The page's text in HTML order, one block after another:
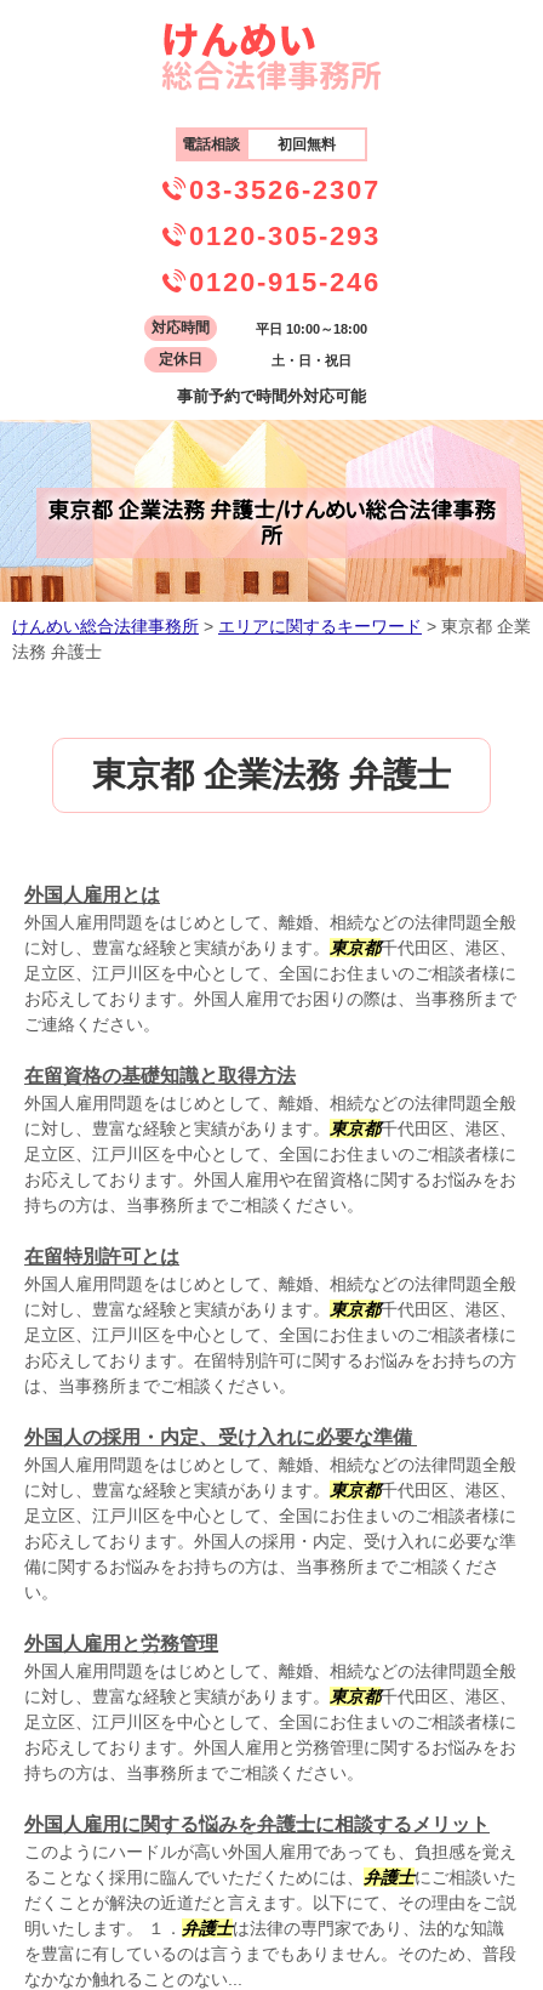
電話相談 初回無料
03-3526-2307
0120-305-293
0120-915-246
対応時間 平日 10:00～18:00
定休日 土・日・祝日
事前予約で時間外対応可能
東京都 企業法務 弁護士/けんめい総合法律事務
所
けんめい総合法律事務所 > エリアに関するキーワード > 東京都 企業
法務 弁護士
東京都 企業法務 弁護士
外国人雇用とは
外国人雇用問題をはじめとして、離婚、相続などの法律問題全般
に対し、豊富な経験と実績があります。
東京都千代田区、港区、
足立区、江戸川区を中心として、全国にお住まいのご相談者様に
お応えしております。外国人雇用でお困りの際は、当事務所まで
ご連絡ください。
在留資格の基礎知識と取得方法
外国人雇用問題をはじめとして、離婚、相続などの法律問題全般
に対し、豊富な経験と実績があります。
東京都千代田区、港区、
足立区、江戸川区を中心として、全国にお住まいのご相談者様に
お応えしております。外国人雇用や在留資格に関するお悩みをお
持ちの方は、当事務所までご相談ください。
在留特別許可とは
外国人雇用問題をはじめとして、離婚、相続などの法律問題全般
に対し、豊富な経験と実績があります。
東京都千代田区、港区、
足立区、江戸川区を中心として、全国にお住まいのご相談者様に
お応えしております。在留特別許可に関するお悩みをお持ちの方
は、当事務所までご相談ください。
外国人の採用・内定、受け入れに必要な準備
外国人雇用問題をはじめとして、離婚、相続などの法律問題全般
に対し、豊富な経験と実績があります。
東京都千代田区、港区、
足立区、江戸川区を中心として、全国にお住まいのご相談者様に
お応えしております。外国人の採用・内定、受け入れに必要な準
備に関するお悩みをお持ちの方は、当事務所までご相談くださ
い。
外国人雇用と労務管理
外国人雇用問題をはじめとして、離婚、相続などの法律問題全般
に対し、豊富な経験と実績があります。
東京都千代田区、港区、
足立区、江戸川区を中心として、全国にお住まいのご相談者様に
お応えしております。外国人雇用と労務管理に関するお悩みをお
持ちの方は、当事務所までご相談ください。
外国人雇用に関する悩みを弁護士に相談するメリット
このようにハードルが高い外国人雇用であっても、負担感を覚え
ることなく採用に臨んでいただくためには、 弁護士にご相談いた
だくことが解決の近道だと言えます。以下にて、その理由をご説
明いたします。 １． 弁護士は法律の専門家であり、法的な知識
を豊富に有しているのは言うまでもありません。そのため、普段
なかなか触れることのない...